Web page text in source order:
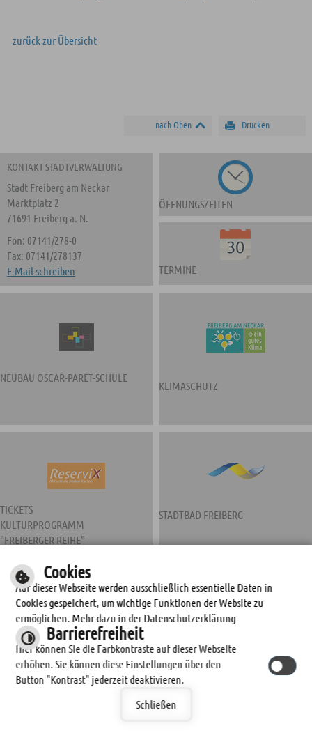
zurück zur Übersicht
Drucken
nach Oben
KONTAKT STADTVERWALTUNG
Stadt Freiberg am Neckar
Marktplatz 2
71691 Freiberg a. N.
Fon: 07141/278-0
Fax: 07141/278137
E-Mail schreiben
ÖFFNUNGSZEITEN
TERMINE
NEUBAU OSCAR-PARET-SCHULE
KLIMASCHUTZ
TICKETS
KULTURPROGRAMM
"FREIBERGER REIHE"
STADTBAD FREIBERG
STADTWERKE FREIBERG
Cookies
Auf dieser Webseite werden ausschließlich essentielle Daten in
Cookies gespeichert, um wichtige Funktionen der Website zu
ermöglichen. Mehr dazu in der Datenschutzerklärung
Barrierefreiheit
Hier können Sie die Farbkontraste auf dieser Webseite
erhöhen. Sie können diese Einstellungen über den
Button "Kontrast" jederzeit deaktivieren.
Schließen